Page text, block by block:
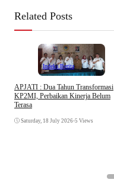
Related Posts
Indeks Berita
APJATI : Dua Tahun Transformasi
KP2MI, Perbaikan Kinerja Belum
Terasa
Saturday, 18 July 2026•5 Views